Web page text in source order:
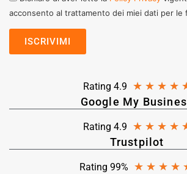
acconsento al trattamento dei miei dati per le
Rating 4.9 ★ ★ ★ ★
Google My
Rating 4.9 ★ ★ ★ ★
Trustpilot
Rating 99% ★ ★ ★ ★